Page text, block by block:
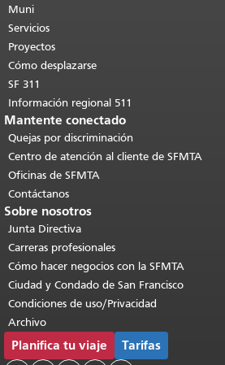
de esta página se repite en todas las
páginas.Volver al principio del
contenido principal
Muni
Servicios
Proyectos
Cómo desplazarse
SF 311
Información regional 511
Mantente conectado
Quejas por discriminación
Centro de atención al cliente de SFMTA
Oficinas de SFMTA
Contáctanos
Sobre nosotros
Junta Directiva
Carreras profesionales
Cómo hacer negocios con la SFMTA
Ciudad y Condado de San Francisco
Condiciones de uso/Privacidad
Archivo
Planifica tu viaje Tarifas